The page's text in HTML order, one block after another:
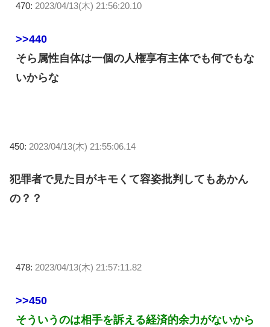
470: 2023/04/13(木) 21:56:20.10
>>440
そら属性自体は一個の人権享有主体でも何でもな
いからな
450: 2023/04/13(木) 21:55:06.14
犯罪者で見た目がキモくて容姿批判してもあかん
の？？
478: 2023/04/13(木) 21:57:11.82
>>450
そういうのは相手を訴える経済的余力がないから